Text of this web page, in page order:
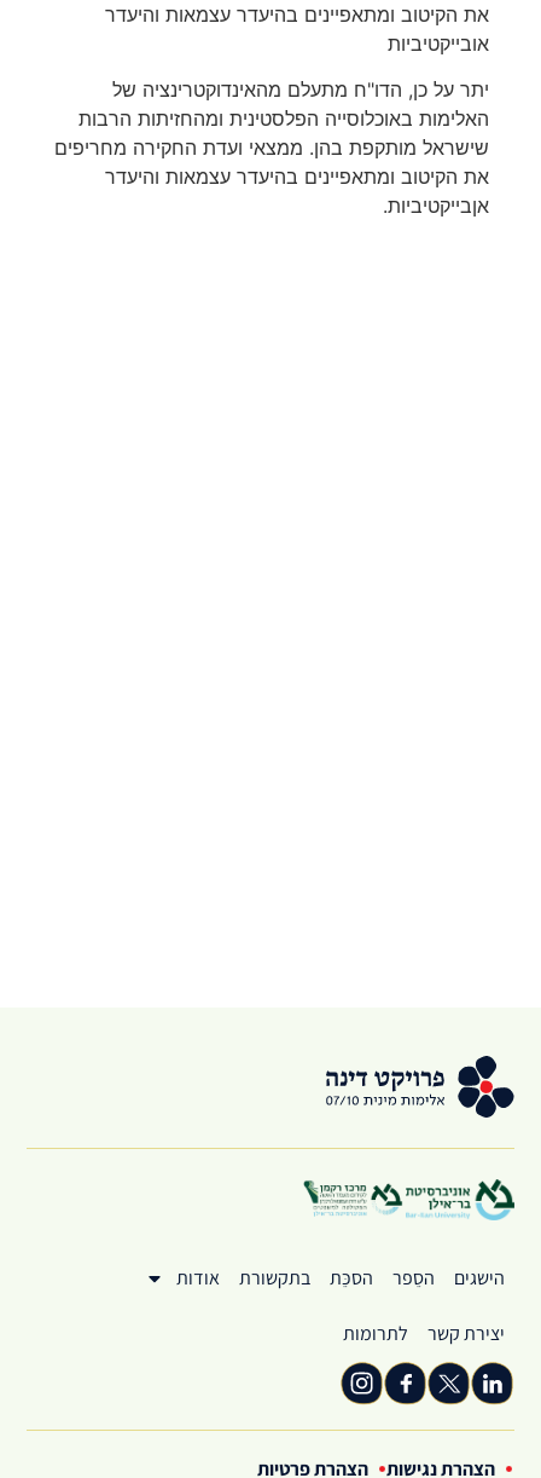
את הקיטוב ומתאפיינים בהיעדר עצמאות והיעדר
אובייקטיביות
יתר על כן, הדו"ח מתעלם מהאינדוקטרינציה של
האלימות באוכלוסייה הפלסטינית ומהחזיתות הרבות
שישראל מותקפת בהן. ממצאי ועדת החקירה מחריפים
את הקיטוב ומתאפיינים בהיעדר עצמאות והיעדר
אןבייקטיביות.
הישגים הסֵפר הסכֵּת בתקשורת אודות
יצירת קשר לתרומות
הצהרת נגישות הצהרת פרטיות